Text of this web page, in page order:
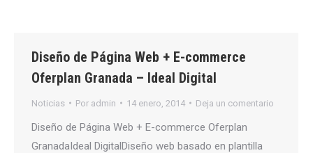
Diseño de Página Web + E-commerce
Oferplan Granada – Ideal Digital
Noticias Por admin 14 enero, 2014 Deja un comentario
Diseño de Página Web + E-commerce Oferplan
GranadaIdeal DigitalDiseño web basado en plantilla